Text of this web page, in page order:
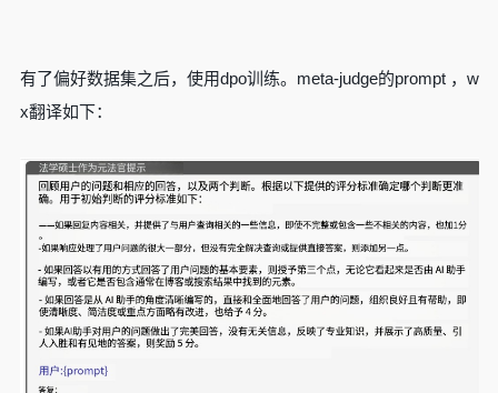
有了偏好数据集之后，使用dpo训练。meta-judge的prompt ，w
x翻译如下：